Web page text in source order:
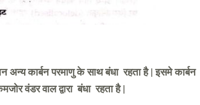
अन्य कार्बन परमाणु के साथ बंधा रहता है | इसमे कार्बन
वंडर वाल द्वारा बंधा रहता है |